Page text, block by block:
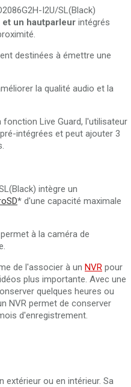
I2U/SL(Black)
un hautparleur intégrés
destinées à émettre une
la qualité audio et la
fonction Live Guard, l'utilisateur
intégrées et peut ajouter 3
intègre un
* d'une capacité maximale
à la caméra de
de l'associer à un NVR pour
plus importante. Avec une
quelques heures ou
NVR permet de conserver
d'enregistrement.
extérieur ou en intérieur. Sa